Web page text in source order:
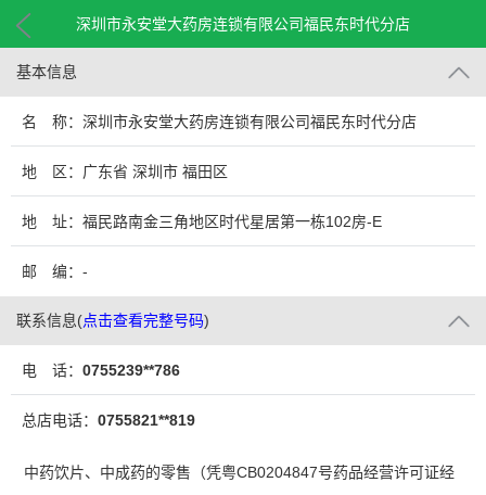
深圳市永安堂大药房连锁有限公司福民东时代分店
基本信息
名 称：深圳市永安堂大药房连锁有限公司福民东时代分店
地 区：广东省 深圳市 福田区
地 址：福民路南金三角地区时代星居第一栋102房-E
邮 编：-
联系信息(点击查看完整号码)
电 话： 0755239**786
总店电话： 0755821**819
中药饮片、中成药的零售（凭粤CB0204847号药品经营许可证经